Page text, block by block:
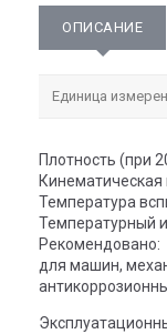
ОПИСАНИЕ
Единица
Плотность (при
Кинематическая
Температура
Температурный
Рекомендовано:
для машин,